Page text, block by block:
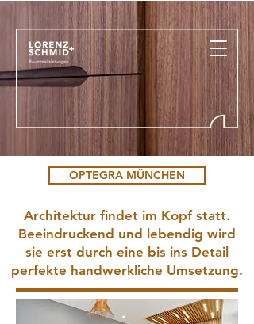
OPTEGRA MÜNCHEN
Architektur findet im Kopf statt.
Beeindruckend und lebendig wird
sie erst durch eine bis ins Detail
perfekte handwerkliche Umsetzung.